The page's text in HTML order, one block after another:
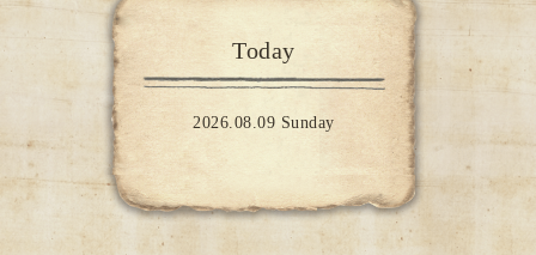
Today
2026.08.09 Sunday